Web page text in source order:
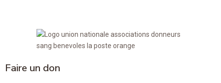
Faire un don